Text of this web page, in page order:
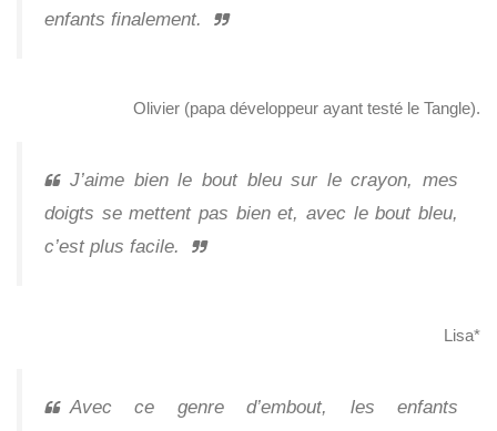
enfants finalement.
Olivier (papa développeur ayant testé le Tangle).
J’aime bien le bout bleu sur le crayon, mes
doigts se mettent pas bien et, avec le bout bleu,
c’est plus facile.
Lisa*
Avec ce genre d’embout, les enfants